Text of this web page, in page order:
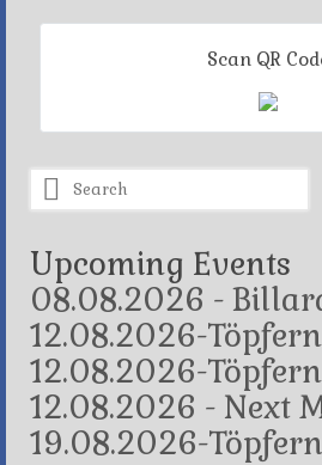
Scan QR
Search
for:
Upcoming Events
08.08.2026 -
12.08.2026-
12.08.2026-
12.08.2026 - Next
19.08.2026-